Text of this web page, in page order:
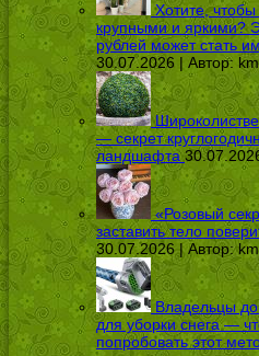
Хотите,
крупными и яркими?
рублей может стать
30.07.2026 | Автор:
— секрет
ландшафта
«Розовый
заставить тело
30.07.2026 | Автор:
Владельцы
для уборки снега —
попробовать этот